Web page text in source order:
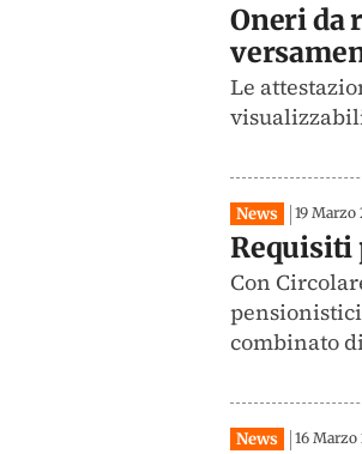
Oneri da
Le
News 19 Marzo
Requisiti
Con
combinato
News 16 Marzo